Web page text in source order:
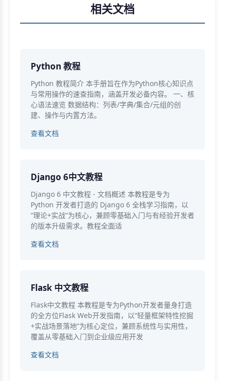
相关文档
Python 教程
Python 教程简介 本手册旨在作为Python核心知识点
与常用操作的速查指南，涵盖开发必备内容。 一、核
心语法速览 数据结构：列表/字典/集合/元组的创
建、操作与内置方法。
查看文档
Django 6中文教程
Django 6 中文教程 - 文档概述 本教程是专为
Python 开发者打造的 Django 6 全栈学习指南，以
“理论+实战”为核心，兼顾零基础入门与有经验开发者
的版本升级需求。教程全面适
查看文档
Flask 中文教程
Flask中文教程 本教程是专为Python开发者量身打造
的全方位Flask Web开发指南，以“轻量框架特性挖掘
+实战场景落地”为核心定位，兼顾系统性与实用性，
覆盖从零基础入门到企业级应用开发
查看文档